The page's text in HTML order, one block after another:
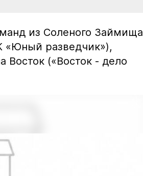
из Соленого Займища
«Юный разведчик»),
Восток («Восток - дело